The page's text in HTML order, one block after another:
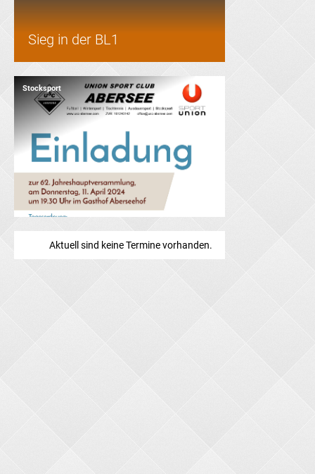
Sieg in der BL1
Stocksport
Aktuell sind keine Termine vorhanden.